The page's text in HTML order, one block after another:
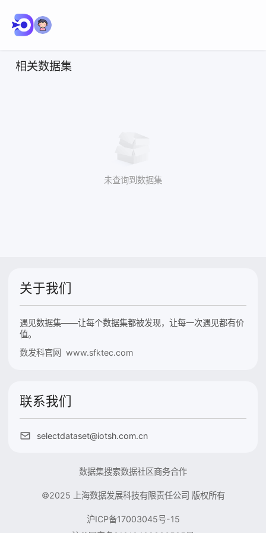
相关数据集
未查询到数据集
关于我们
遇见数据集——让每个数据集都被发现，让每一次遇见都有价
值。
数发科官网 www.sfktec.com
联系我们
selectdataset@iotsh.com.cn
数据集搜索数据社区商务合作
©2025 上海数据发展科技有限责任公司 版权所有
沪ICP备17003045号-15